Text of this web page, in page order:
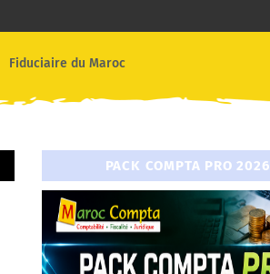
Fiduciaire du Maroc
PACK COMPTA PRO 2026